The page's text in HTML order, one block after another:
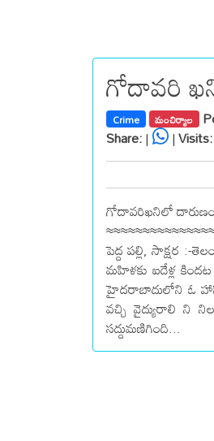
గోదావరి
Crime మంచిర్యాల
Share:| |Visits:
గోదావరిఖనిలో దారుణం
పెద్ద పల్లి, సాక్షర :-
మహిళకు ఐదేళ్ల
హైదరాబాదులోని ఓ
వచ్చి వైద్యురాలి ని
సద్దుమణిగింది...